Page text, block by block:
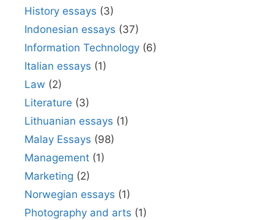
History essays (3)
Indonesian essays (37)
Information Technology (6)
Italian essays (1)
Law (2)
Literature (3)
Lithuanian essays (1)
Malay Essays (98)
Management (1)
Marketing (2)
Norwegian essays (1)
Photography and arts (1)